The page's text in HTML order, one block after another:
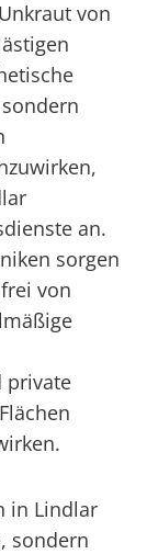
von
an.
sorgen
von
private
in Lindlar
sondern